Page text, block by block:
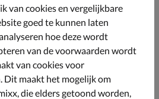
voetbed met een anatomische
waar nodig. De
onder de hiel.
met een Life Natural, een
op basis van pepermunt.
loopzool zorgt voor grip en
van cookies en vergelijkbare
goed te kunnen laten
hoe deze wordt
van de voorwaarden wordt
van cookies voor
maakt het mogelijk om
die elders getoond worden,